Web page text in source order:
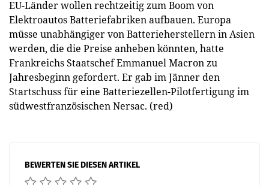
EU-Länder wollen rechtzeitig zum Boom von
Elektroautos Batteriefabriken aufbauen. Europa
müsse unabhängiger von Batterieherstellern in Asien
werden, die die Preise anheben könnten, hatte
Frankreichs Staatschef Emmanuel Macron zu
Jahresbeginn gefordert. Er gab im Jänner den
Startschuss für eine Batteriezellen-Pilotfertigung im
südwestfranzösischen Nersac. (red)
BEWERTEN SIE DIESEN ARTIKEL